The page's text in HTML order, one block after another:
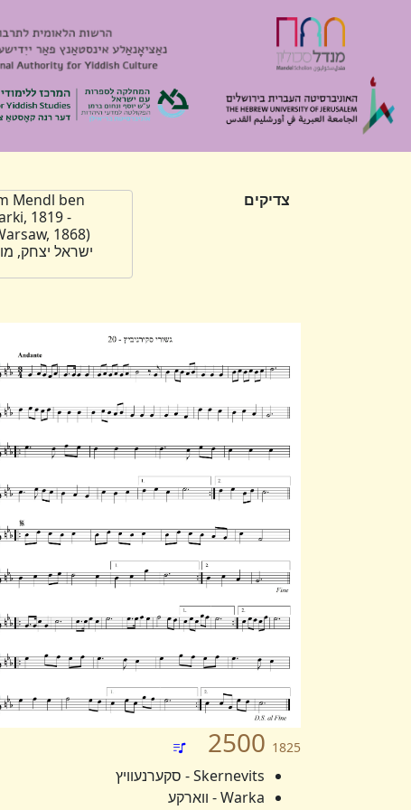
צדיקים
Mendl ben
1819 -
ישראל יצחק,
2500 1825
Skernevits - סקערנעוויץ
Warka - ווארקע